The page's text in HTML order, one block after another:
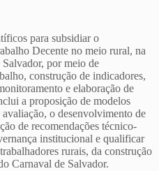
para subsidiar o
Decente no meio rural, na
por meio de
construção de indicadores,
e elaboração de
a proposição de modelos
o desenvolvimento de
de recomendações técnico-
institucional e qualificar
rurais, da construção
Carnaval de Salvador.